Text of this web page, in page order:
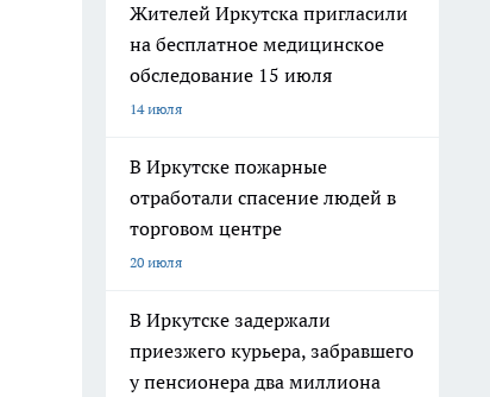
Жителей Иркутска пригласили
на бесплатное медицинское
обследование 15 июля
14 июля
В Иркутске пожарные
отработали спасение людей в
торговом центре
20 июля
В Иркутске задержали
приезжего курьера, забравшего
у пенсионера два миллиона